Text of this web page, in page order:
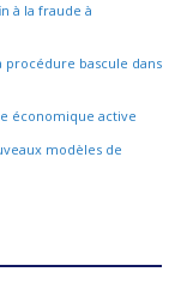
à la fraude à
procédure bascule dans
économique active
modèles de